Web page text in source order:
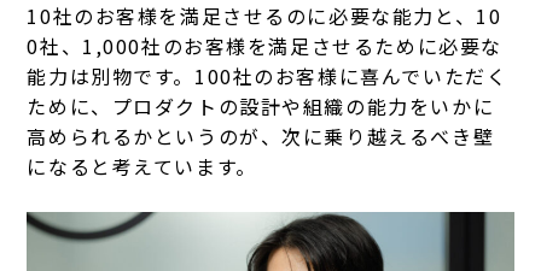
10社のお客様を満足させるのに必要な能力と、10
0社、1,000社のお客様を満足させるために必要な
能力は別物です。100社のお客様に喜んでいただく
ために、プロダクトの設計や組織の能力をいかに
高められるかというのが、次に乗り越えるべき壁
になると考えています。